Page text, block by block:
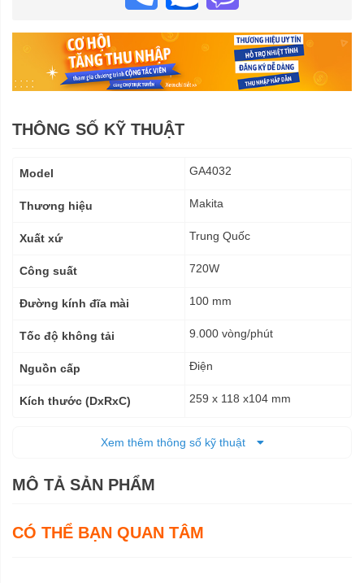
THÔNG SỐ KỸ THUẬT
kỹ
Model GA4032
Thương hiệu Makita
Xuất xứ Trung Quốc
Công suất 720W
Đường kính đĩa mài 100 mm
Tốc độ không tải 9.000 vòng/phút
Nguồn cấp Điện
Kích thước (DxRxC) 259 x 118 x104 mm
Xem thêm thông số kỹ thuật
MÔ TẢ SẢN PHẨM
CÓ THỂ BẠN QUAN TÂM